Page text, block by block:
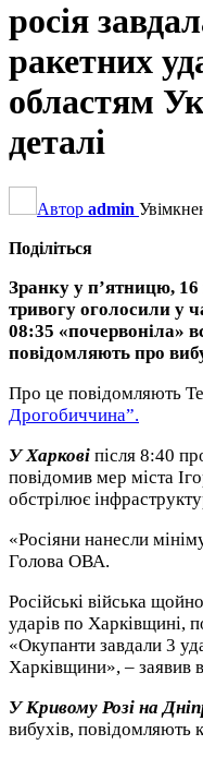
росія
ракетних
областям
деталі
Автор admin
Поділіться
Зранку у п’ятницю, 16
тривогу оголосили у
08:35 «почервоніла»
повідомляють про
Про це повідомляють
Дрогобиччина”.
У Харкові після 8:40
повідомив мер міста
обстрілює
«Росіяни нанесли
Голова ОВА.
Російські війська
ударів по Харківщині,
«Окупанти завдали 3
Харківщини», – заявив
У Кривому Розі на
вибухів, повідомляють